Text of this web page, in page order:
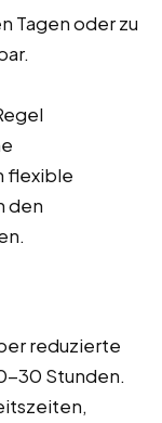
Tagen oder zu
flexible
den
reduzierte
30 Stunden.